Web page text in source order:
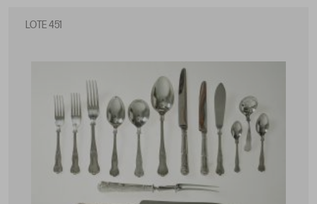
LOTE 451